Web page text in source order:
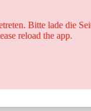
Bitte lade die
reload the app.